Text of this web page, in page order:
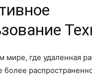
мире, где удаленная
более